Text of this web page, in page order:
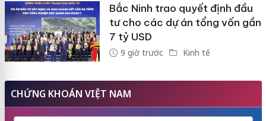
Bắc Ninh trao quyết định đầu
tư cho các dự án tổng vốn gần
7 tỷ USD
9 giờ trước Kinh tế
CHỨNG KHOÁN VIỆT NAM